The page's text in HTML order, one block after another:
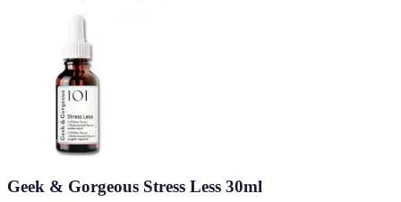
Geek & Gorgeous Stress Less 30ml